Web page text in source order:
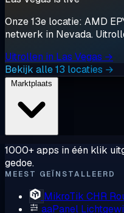
Onze 13e locatie: AMD
netwerk in Nevada.
Uitrollen in Las Vegas →
Bekijk alle 13 locaties →
1000+ apps in één klik
gedoe.
MEEST GEÏNSTALLEERD
MikroTik CHR
aaPanel